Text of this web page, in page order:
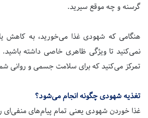
گرسنه و چه موقع سیرید.
هنگامی که شهودی غذا می‌خورید، به کاهش
نمی‌کنید تا ویژگی ظاهری خاصی داشته
تمرکز می‌کنید که برای سلامت جسمی و روانی
تغذیه شهودی چگونه انجام می‌شود؟
غذا خوردن شهودی یعنی تمام پیام‌های منفی‌ای